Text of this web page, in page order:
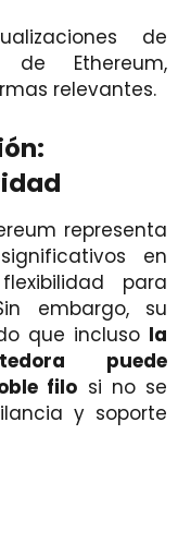
de
Ethereum,
relevantes.
representa
en
para
embargo, su
que incluso la
puede
filo si no se
y soporte